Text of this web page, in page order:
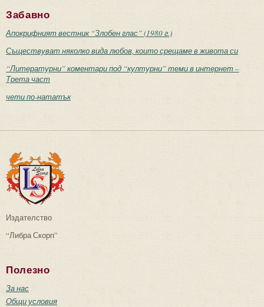
Забавно
Апокрифният вестник “Злобен глас” (1980 г.)
Съществуват няколко вида любов, които срещаме в живота си
“Литературни” коментари под “културни” теми в интернет –
Трета част
чети по-нататък
Издателство
“Либра Скорп”
Полезно
За нас
Общи условия